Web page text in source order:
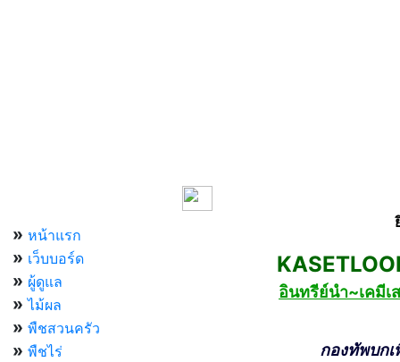
» หน้าแรก
» เว็บบอร์ด
» ผู้ดูแล
» ไม้ผล
» พืชสวนครัว
» พืชไร่
อินทรีย์นำ~เคมีเ
กองทัพบกเพื่อป